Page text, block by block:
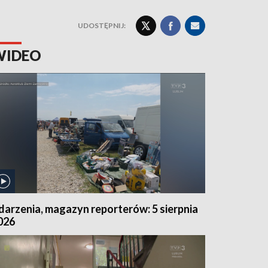
UDOSTĘPNIJ:
magazyn reporterów: 5 sierpnia